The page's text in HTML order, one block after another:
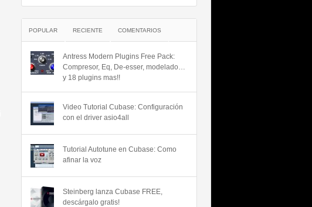
POPULAR RECIENTE COMENTARIOS
Antress Modern Plugins Free Pack:
Compresor, Eq, De-esser, modelado…
y 18 plugins mas!!
Video Tutorial Cubase: Configuración
con el driver asio4all
Tutorial Autotune en Cubase: Como
afinar la voz
Steinberg lanza Cubase FREE,
descárgalo gratis!